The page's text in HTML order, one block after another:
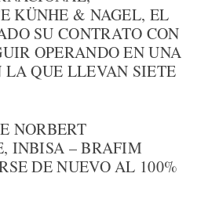
KÜNHE & NAGEL, EL
SU CONTRATO CON
OPERANDO EN UNA
QUE LLEVAN SIETE
NORBERT
INBISA – BRAFIM
DE NUEVO AL 100%